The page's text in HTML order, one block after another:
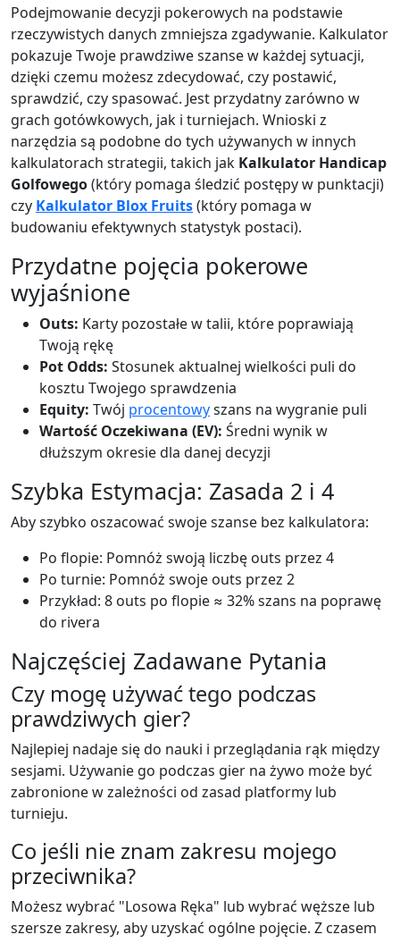
Podejmowanie decyzji pokerowych na podstawie
rzeczywistych danych zmniejsza zgadywanie. Kalkulator
pokazuje Twoje prawdziwe szanse w każdej sytuacji,
dzięki czemu możesz zdecydować, czy postawić,
sprawdzić, czy spasować. Jest przydatny zarówno w
grach gotówkowych, jak i turniejach. Wnioski z
narzędzia są podobne do tych używanych w innych
kalkulatorach strategii, takich jak Kalkulator Handicap
Golfowego(który pomaga śledzić postępy w punktacji)
czy Kalkulator Blox Fruits(który pomaga w
budowaniu efektywnych statystyk postaci).
Przydatne pojęcia pokerowe
wyjaśnione
Outs: Karty pozostałe w talii, które poprawiają
Twoją rękę
Pot Odds: Stosunek aktualnej wielkości puli do
kosztu Twojego sprawdzenia
Equity: Twój procentowyszans na wygranie puli
Wartość Oczekiwana (EV): Średni wynik w
dłuższym okresie dla danej decyzji
Szybka Estymacja: Zasada 2 i 4
Aby szybko oszacować swoje szanse bez kalkulatora:
Po flopie: Pomnóż swoją liczbę outs przez 4
Po turnie: Pomnóż swoje outs przez 2
Przykład: 8 outs po flopie ≈ 32% szans na poprawę
do rivera
Najczęściej Zadawane Pytania
Czy mogę używać tego podczas
prawdziwych gier?
Najlepiej nadaje się do nauki i przeglądania rąk między
sesjami. Używanie go podczas gier na żywo może być
zabronione w zależności od zasad platformy lub
turnieju.
Co jeśli nie znam zakresu mojego
przeciwnika?
Możesz wybrać "Losowa Ręka" lub wybrać węższe lub
szersze zakresy, aby uzyskać ogólne pojęcie. Z czasem